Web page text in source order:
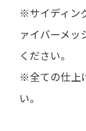
※サイディン
ァイバーメッ
ください。
※全ての仕上
い。